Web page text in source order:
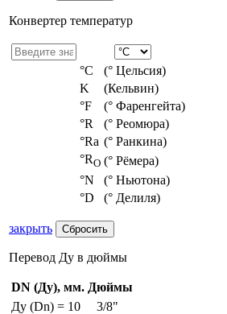
Конвертер температур
°С
(° Цельсия)
K
(Кельвин)
°F
(° Фаренгейта)
°R
(° Реомюра)
°Ra (° Ранкина)
°RO (° Рёмера)
°N
(° Ньютона)
°D
(° Делиля)
закрыть
Перевод Ду в дюймы
DN (Ду), мм. Дюймы
Ду (Dn) = 10
3/8"